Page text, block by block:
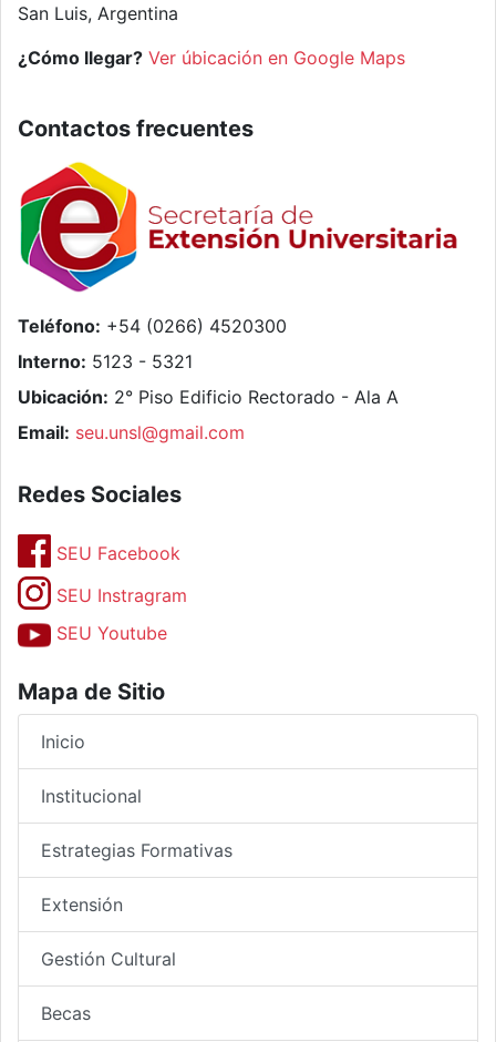
San Luis, Argentina
¿Cómo llegar? Ver úbicación en Google Maps
Contactos frecuentes
Teléfono: +54 (0266) 4520300
Interno: 5123 - 5321
Ubicación: 2° Piso Edificio Rectorado - Ala A
Email: seu.unsl@gmail.com
Redes Sociales
SEU Facebook
SEU Instragram
SEU Youtube
Mapa de Sitio
Inicio
Institucional
Estrategias Formativas
Extensión
Gestión Cultural
Becas